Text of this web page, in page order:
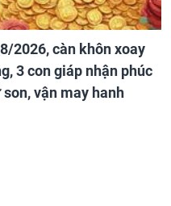
2026, càn khôn xoay
3 con giáp nhận phúc
vận may hanh